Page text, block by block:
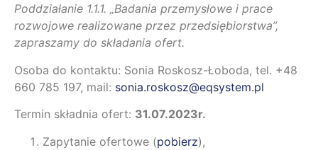
Poddziałanie 1.1.1. „Badania przemysłowe i prace
rozwojowe realizowane przez przedsiębiorstwa”,
zapraszamy do składania ofert.
Osoba do kontaktu: Sonia Roskosz-Łoboda, tel. +48
660 785 197, mail: sonia.roskosz@eqsystem.pl
Termin składnia ofert: 31.07.2023r.
Zapytanie ofertowe (pobierz),